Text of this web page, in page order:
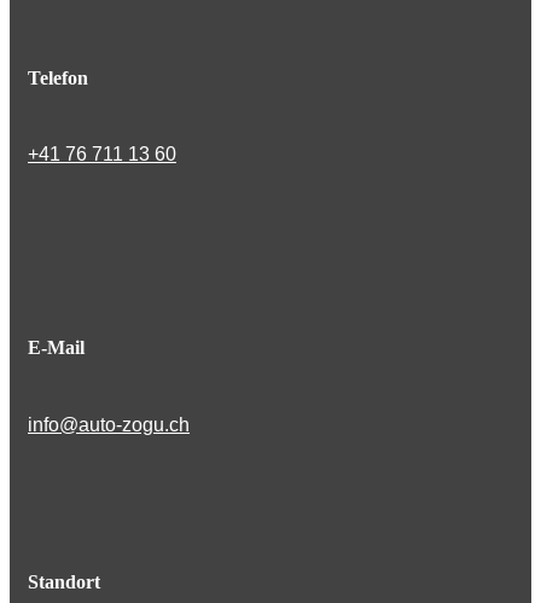
Telefon
+41 76 711 13 60
E-Mail
info@auto-zogu.ch
Standort